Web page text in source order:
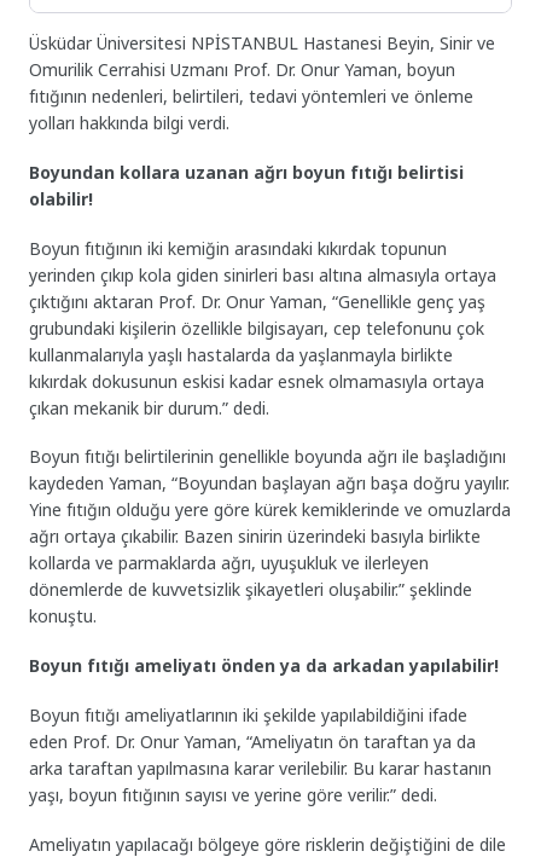
Üsküdar Üniversitesi NPİSTANBUL Hastanesi Beyin, Sinir ve
Omurilik Cerrahisi Uzmanı Prof. Dr. Onur Yaman, boyun
fıtığının nedenleri, belirtileri, tedavi yöntemleri ve önleme
yolları hakkında bilgi verdi.
Boyundan kollara uzanan ağrı boyun fıtığı belirtisi
olabilir!
Boyun fıtığının iki kemiğin arasındaki kıkırdak topunun
yerinden çıkıp kola giden sinirleri bası altına almasıyla ortaya
çıktığını aktaran Prof. Dr. Onur Yaman, “Genellikle genç yaş
grubundaki kişilerin özellikle bilgisayarı, cep telefonunu çok
kullanmalarıyla yaşlı hastalarda da yaşlanmayla birlikte
kıkırdak dokusunun eskisi kadar esnek olmamasıyla ortaya
çıkan mekanik bir durum.” dedi.
Boyun fıtığı belirtilerinin genellikle boyunda ağrı ile başladığını
kaydeden Yaman, “Boyundan başlayan ağrı başa doğru yayılır.
Yine fıtığın olduğu yere göre kürek kemiklerinde ve omuzlarda
ağrı ortaya çıkabilir. Bazen sinirin üzerindeki basıyla birlikte
kollarda ve parmaklarda ağrı, uyuşukluk ve ilerleyen
dönemlerde de kuvvetsizlik şikayetleri oluşabilir.” şeklinde
konuştu.
Boyun fıtığı ameliyatı önden ya da arkadan yapılabilir!
Boyun fıtığı ameliyatlarının iki şekilde yapılabildiğini ifade
eden Prof. Dr. Onur Yaman, “Ameliyatın ön taraftan ya da
arka taraftan yapılmasına karar verilebilir. Bu karar hastanın
yaşı, boyun fıtığının sayısı ve yerine göre verilir.” dedi.
Ameliyatın yapılacağı bölgeye göre risklerin değiştiğini de dile